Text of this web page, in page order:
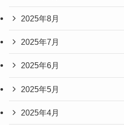
2025年8月
2025年7月
2025年6月
2025年5月
2025年4月